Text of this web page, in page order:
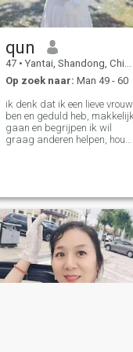
qun
47 • Yantai, Shandong, China
Op zoek naar: Man 49 - 60
ik denk dat ik een lieve vrouw
ben en geduld heb,
gaan en begrijpen ik wil
graag anderen helpen, hou
van elkaar houden, ik ben
serieus hier en niet spelen of
vragen om geld, ik kijk
ernaar uit om meer te praten
als je interesse bent kunt u
me een bericht sturen